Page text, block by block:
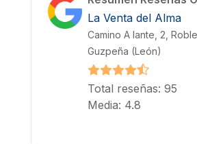
La Venta del Alma
Camino A lante, 2,
Guzpeña (León)
Total reseñas: 95
Media: 4.8